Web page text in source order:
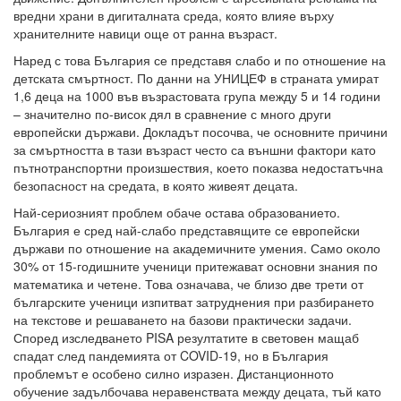
вредни храни в дигиталната среда, която влияе върху
хранителните навици още от ранна възраст.
Наред с това България се представя слабо и по отношение на
детската смъртност. По данни на УНИЦЕФ в страната умират
1,6 деца на 1000 във възрастовата група между 5 и 14 години
– значително по-висок дял в сравнение с много други
европейски държави. Докладът посочва, че основните причини
за смъртността в тази възраст често са външни фактори като
пътнотранспортни произшествия, което показва недостатъчна
безопасност на средата, в която живеят децата.
Най-сериозният проблем обаче остава образованието.
България е сред най-слабо представящите се европейски
държави по отношение на академичните умения. Само около
30% от 15-годишните ученици притежават основни знания по
математика и четене. Това означава, че близо две трети от
българските ученици изпитват затруднения при разбирането
на текстове и решаването на базови практически задачи.
Според изследването PISA резултатите в световен мащаб
спадат след пандемията от COVID-19, но в България
проблемът е особено силно изразен. Дистанционното
обучение задълбочава неравенствата между децата, тъй като